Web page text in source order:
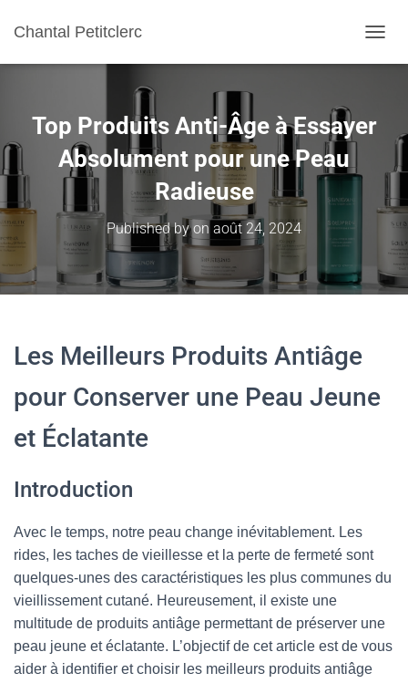
Chantal Petitclerc
Top Produits Anti-Âge à Essayer
Absolument pour une Peau
Radieuse
Published byon août 24, 2024
Les Meilleurs Produits Antiâge
pour Conserver une Peau Jeune
et Éclatante
Introduction
Avec le temps, notre peau change inévitablement. Les
rides, les taches de vieillesse et la perte de fermeté sont
quelques-unes des caractéristiques les plus communes du
vieillissement cutané. Heureusement, il existe une
multitude de produits antiâge permettant de préserver une
peau jeune et éclatante. L’objectif de cet article est de vous
aider à identifier et choisir les meilleurs produits antiâge